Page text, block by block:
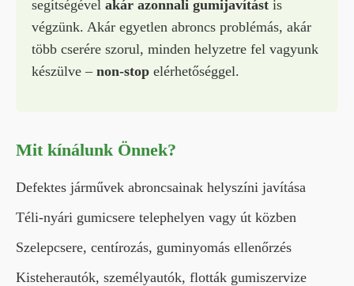
segítségével akár azonnali gumijavítást is
végzünk. Akár egyetlen abroncs problémás, akár
több cserére szorul, minden helyzetre fel vagyunk
készülve – non-stop elérhetőséggel.
Mit kínálunk Önnek?
Defektes járművek abroncsainak helyszíni javítása
Téli-nyári gumicsere telephelyen vagy út közben
Szelepcsere, centírozás, guminyomás ellenőrzés
Kisteherautók, személyautók, flották gumiszervize